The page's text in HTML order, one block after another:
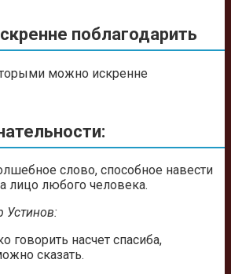
поблагодарить
можно искренне
слово, способное навести
лицо любого человека.
Устинов:
говорить насчет спасиба,
сказать.